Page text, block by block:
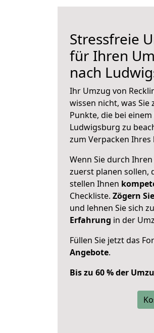
Stressfreie
für Ihren
nach
Ihr Umzug von
wissen nicht, was
Punkte, die bei
Ludwigsburg zu
zum Verpacken
Wenn Sie durch
zuerst planen sollen,
stellen Ihnen
Checkliste. Zögern
und lehnen Sie sich
Erfahrung in der
Füllen Sie jetzt das
Angebote.
Bis zu 60 % der